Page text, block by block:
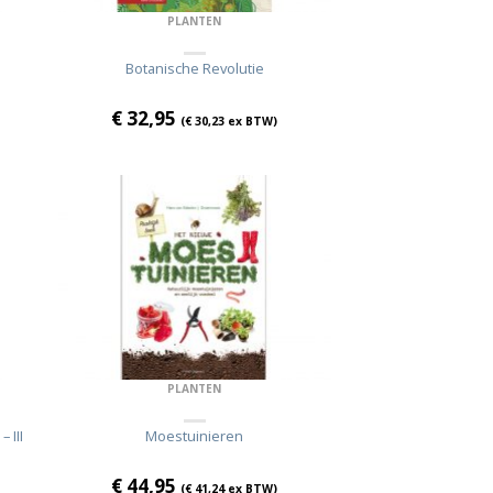
PLANTEN
Botanische Revolutie
€ 32,95 (€30,23 ex BTW)
III
PLANTEN
Moestuinieren
€ 44,95 (€41,24ex BTW)